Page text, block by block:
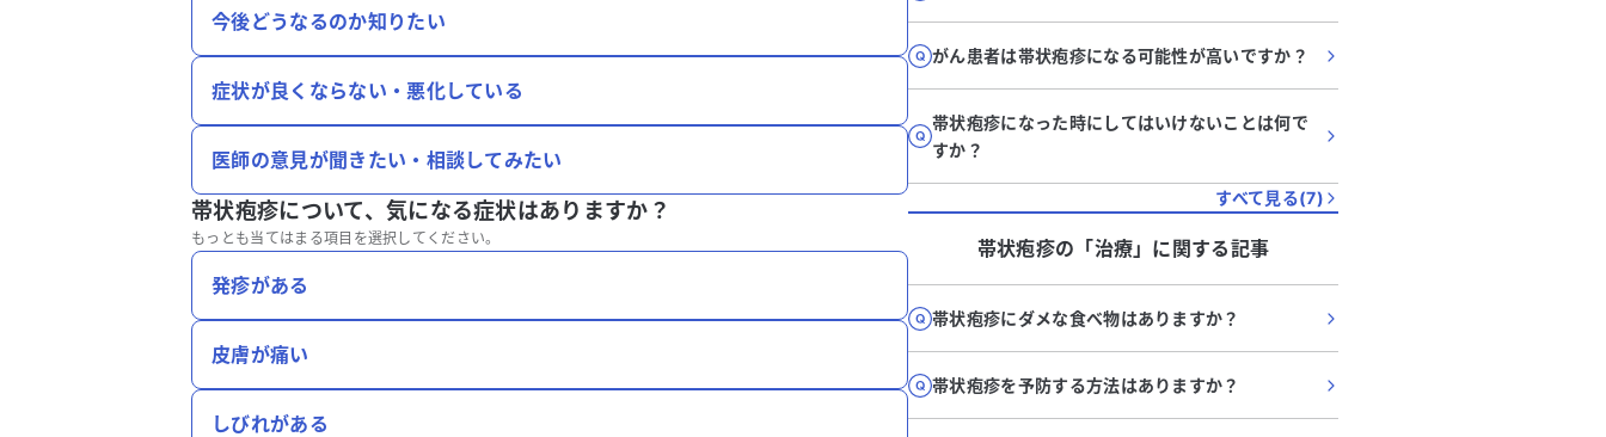
今後どうなるのか知りたい
症状が良くならない・悪化している
医師の意見が聞きたい・相談してみたい
帯状疱疹について、 気になる症状はありますか？
もっとも当てはまる項目を選択してください。
発疹がある
皮膚が痛い
しびれがある
がん患者は帯状疱疹になる可能性が高いですか？
帯状疱疹になった時にしてはいけないことは何で
すか？
すべて見る(7)
帯状疱疹の「治療」に関する記事
帯状疱疹にダメな食べ物はありますか？
帯状疱疹を予防する方法はありますか？